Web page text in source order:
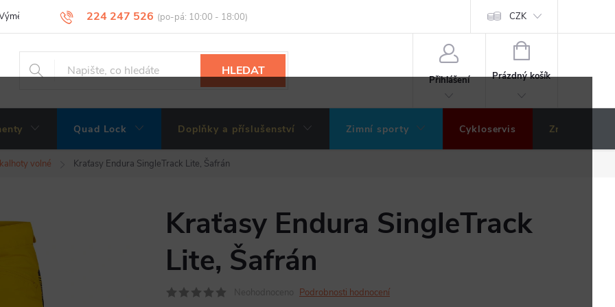
224 247 526
vrácení a reklamace zboží Obchodní podmínky Hodnocení obchodu CZK
HLEDAT
Přihlášení
NÁKUPNÍ
KOŠÍK
Prázdný košík
Quad Lock Doplňky a příslušenství Zimní sporty Cykloservis Značky
volné Kraťasy Endura SingleTrack Lite, Šafrán
Kraťasy Endura SingleTrack
Lite, Šafrán
Podrobnosti hodnocení